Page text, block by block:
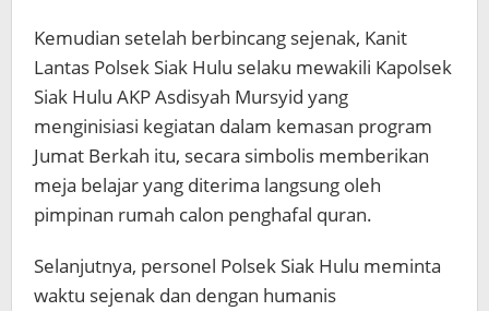
Kemudian setelah berbincang sejenak, Kanit
Lantas Polsek Siak Hulu selaku mewakili Kapolsek
Siak Hulu AKP Asdisyah Mursyid yang
menginisiasi kegiatan dalam kemasan program
Jumat Berkah itu, secara simbolis memberikan
meja belajar yang diterima langsung oleh
pimpinan rumah calon penghafal quran.
Selanjutnya, personel Polsek Siak Hulu meminta
waktu sejenak dan dengan humanis